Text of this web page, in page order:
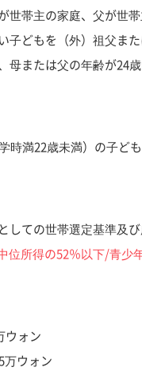
世帯主の家庭、父が世
子どもを（外）祖父ま
母または父の年齢が24
時満22歳未満）の子ども
しての世帯選定基準及
所得の52％以下/青少
ウォン
万ウォン